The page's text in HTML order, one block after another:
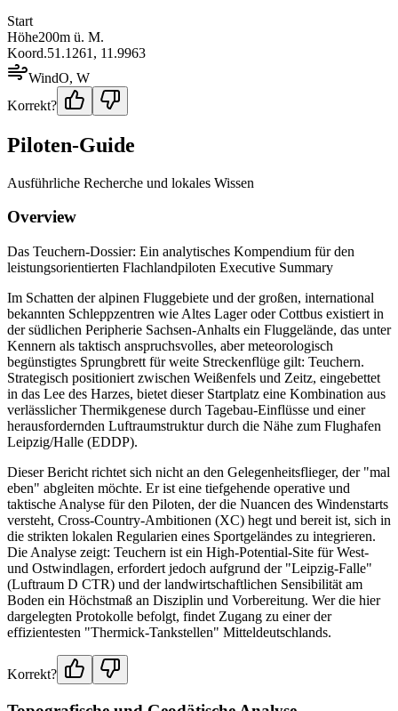
Start
Höhe200m ü. M.
Koord.51.1261 , 11.9963
WindO, W
Korrekt?
Piloten-Guide
Ausführliche Recherche und lokales Wissen
Overview
Das Teuchern-Dossier: Ein analytisches Kompendium für den
leistungsorientierten Flachlandpiloten Executive Summary
Im Schatten der alpinen Fluggebiete und der großen, international
bekannten Schleppzentren wie Altes Lager oder Cottbus existiert in
der südlichen Peripherie Sachsen-Anhalts ein Fluggelände, das unter
Kennern als taktisch anspruchsvolles, aber meteorologisch
begünstigtes Sprungbrett für weite Streckenflüge gilt: Teuchern.
Strategisch positioniert zwischen Weißenfels und Zeitz, eingebettet
in das Lee des Harzes, bietet dieser Startplatz eine Kombination aus
verlässlicher Thermikgenese durch Tagebau-Einflüsse und einer
herausfordernden Luftraumstruktur durch die Nähe zum Flughafen
Leipzig/Halle (EDDP).
Dieser Bericht richtet sich nicht an den Gelegenheitsflieger, der "mal
eben" abgleiten möchte. Er ist eine tiefgehende operative und
taktische Analyse für den Piloten, der die Nuancen des Windenstarts
versteht, Cross-Country-Ambitionen (XC) hegt und bereit ist, sich in
die strikten lokalen Regularien eines Sportgeländes zu integrieren.
Die Analyse zeigt: Teuchern ist ein High-Potential-Site für West-
und Ostwindlagen, erfordert jedoch aufgrund der "Leipzig-Falle"
(Luftraum D CTR) und der landwirtschaftlichen Sensibilität am
Boden ein Höchstmaß an Disziplin und Vorbereitung. Wer die hier
dargelegten Protokolle befolgt, findet Zugang zu einer der
effizientesten "Thermick-Tankstellen" Mitteldeutschlands.
Korrekt?